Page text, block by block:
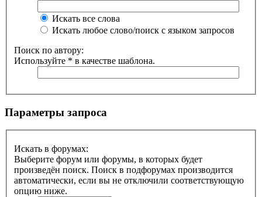
Искать все слова
Искать любое слово/поиск с языком запросов
Поиск по автору:
Используйте * в качестве шаблона.
Параметры запроса
Искать в форумах:
Выберите форум или форумы, в которых будет
произведён поиск. Поиск в подфорумах производится
автоматически, если вы не отключили соответствующую
опцию ниже.